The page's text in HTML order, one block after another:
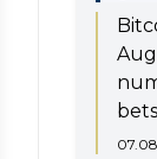
bets